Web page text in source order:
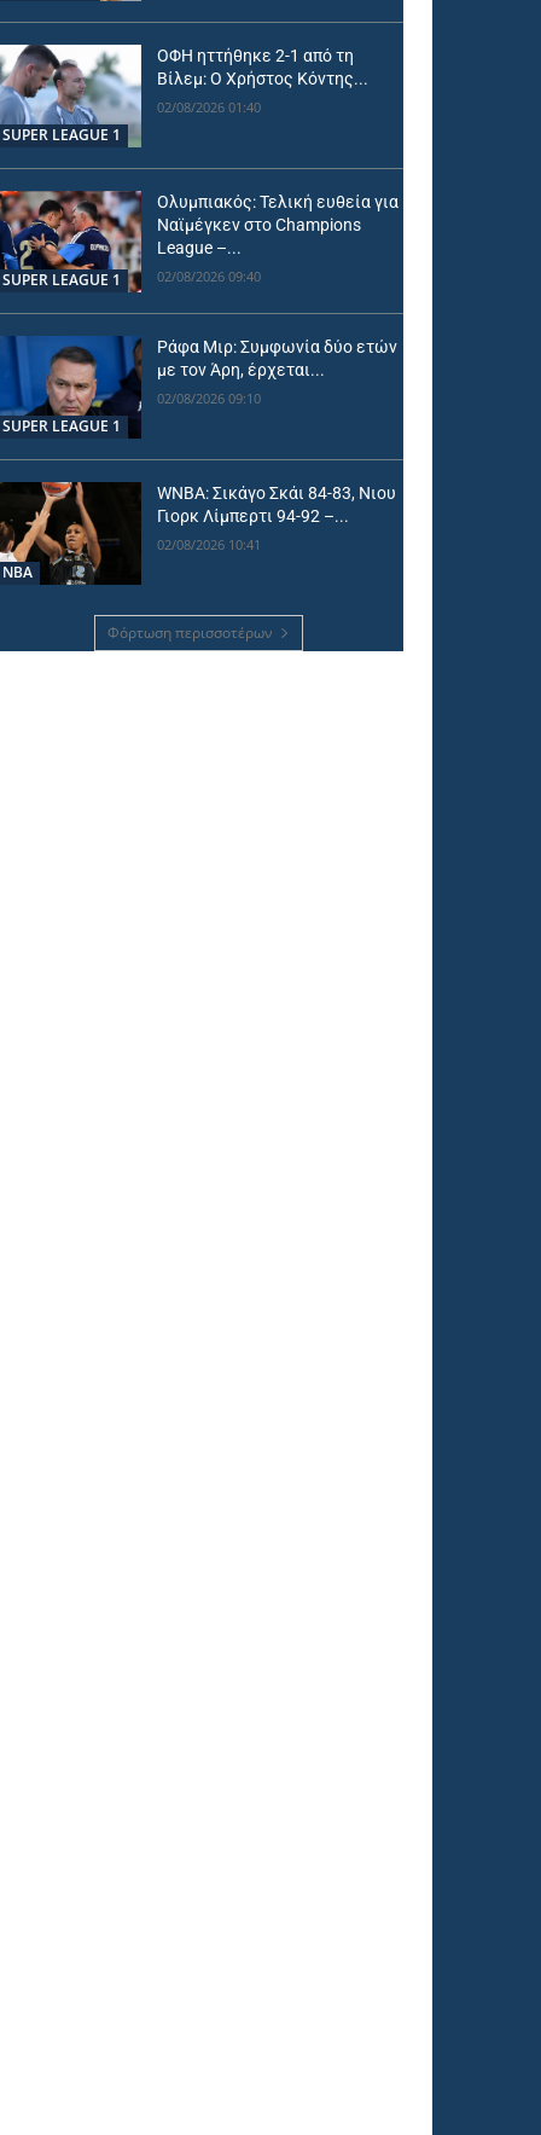
SUPER LEAGUE 1
ΟΦΗ ηττήθηκε 2-1 από τη
Βίλεμ: Ο Χρήστος Κόντης...
02/08/2026 01:40
SUPER LEAGUE 1
Ολυμπιακός: Τελική ευθεία για
Ναϊμέγκεν στο Champions
League –...
02/08/2026 09:40
SUPER LEAGUE 1
Ράφα Μιρ: Συμφωνία δύο ετών
με τον Άρη, έρχεται...
02/08/2026 09:10
NBA
WNBA: Σικάγο Σκάι 84-83, Νιου
Γιορκ Λίμπερτι 94-92 –...
02/08/2026 10:41
Φόρτωση περισσοτέρων